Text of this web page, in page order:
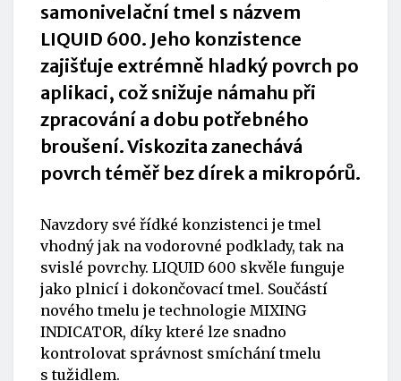
samonivelační tmel s názvem
LIQUID 600. Jeho konzistence
zajišťuje extrémně hladký povrch po
aplikaci, což snižuje námahu při
zpracování a dobu potřebného
broušení. Viskozita zanechává
povrch téměř bez dírek a mikropórů.
Navzdory své řídké konzistenci je tmel
vhodný jak na vodorovné podklady, tak na
svislé povrchy. LIQUID 600 skvěle funguje
jako plnicí i dokončovací tmel. Součástí
nového tmelu je technologie MIXING
INDICATOR, díky které lze snadno
kontrolovat správnost smíchání tmelu
s tužidlem.